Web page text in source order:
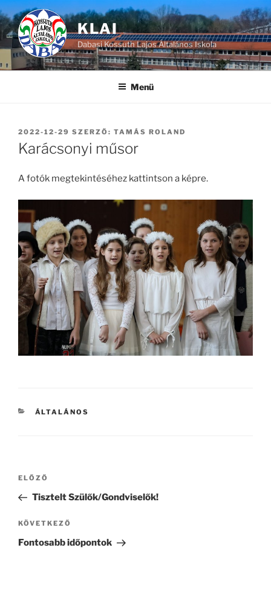
Tartalomhoz
KLAI
Dabasi Kossuth Lajos Általános Iskola
Menü
BEKÜLDVE:
2022-12-29 SZERZŐ: TAMÁS ROLAND
Karácsonyi műsor
A fotók megtekintéséhez kattintson a képre.
KATEGÓRIÁK
ÁLTALÁNOS
Bejegyzés
Korábbi
bejegyzés
ELŐZŐ
Tisztelt Szülők/Gondviselők!
Következő
bejegyzés
KÖVETKEZŐ
Fontosabb időpontok